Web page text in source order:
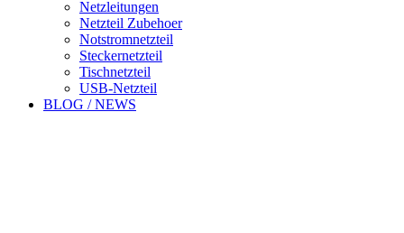
Netzleitungen
Netzteil Zubehoer
Notstromnetzteil
Steckernetzteil
Tischnetzteil
USB-Netzteil
BLOG / NEWS